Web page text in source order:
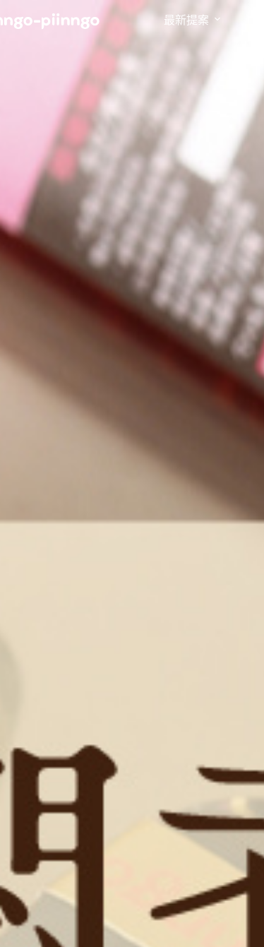
最新提案